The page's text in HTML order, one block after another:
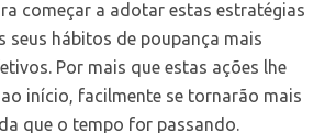
começar a adotar estas estratégias
seus hábitos de poupança mais
Por mais que estas ações lhe
início, facilmente se tornarão mais
que o tempo for passando.